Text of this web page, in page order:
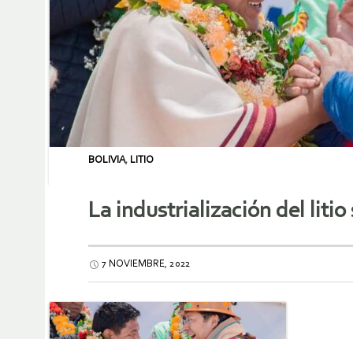
BOLIVIA, LITIO
La industrialización del litio
7 NOVIEMBRE, 2022